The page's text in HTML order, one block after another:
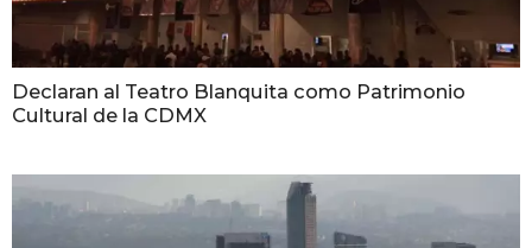
Declaran al Teatro Blanquita como Patrimonio
Cultural de la CDMX